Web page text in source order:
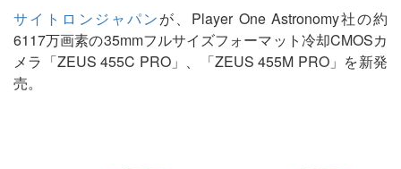
サイトロンジャパンが、Player One Astronomy社の約
6117万画素の35mmフルサイズフォーマット冷却CMOSカ
メラ「ZEUS 455C PRO」、「ZEUS 455M PRO」を新発
売。